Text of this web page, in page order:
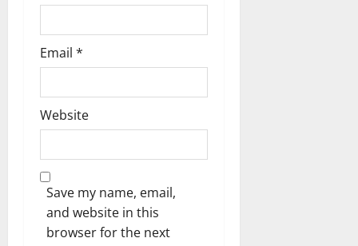
Email *
Website
Save my name, email,
and website in this
browser for the next